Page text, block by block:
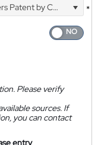
by Courier
*
Please verify
sources. If
you can contact
entry